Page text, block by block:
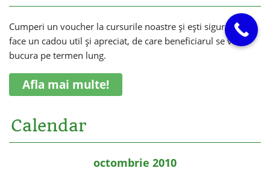
Cumperi un voucher la cursurile noastre și ești sigur că vei
face un cadou util și apreciat, de care beneficiarul se va
bucura pe termen lung.
Afla mai multe!
Calendar
octombrie 2010